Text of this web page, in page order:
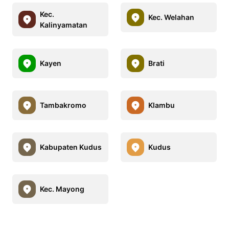
Kec.
Kalinyamatan
Kec. Welahan
Kayen Brati
Tambakromo Klambu
Kabupaten Kudus Kudus
Kec. Mayong